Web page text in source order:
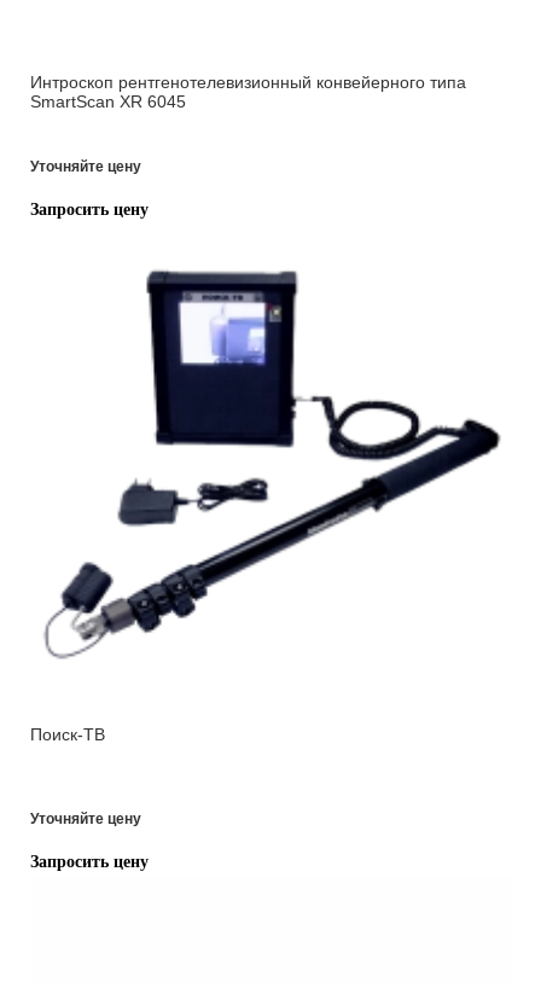
Интроскоп рентгенотелевизионный конвейерного типа
SmartScan XR 6045
Уточняйте цену
Запросить цену
Поиск-ТВ
Уточняйте цену
Запросить цену